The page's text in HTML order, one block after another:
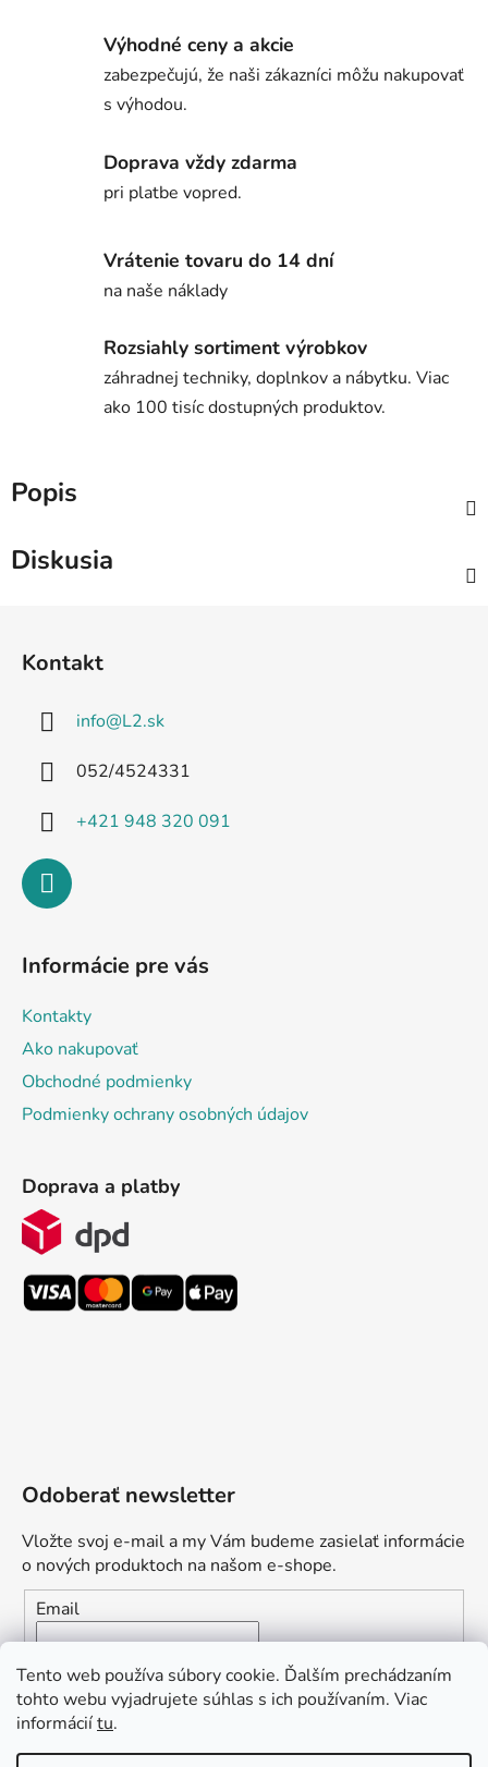
Tento web používa súbory cookie. Ďalším prechádzaním
tohto webu vyjadrujete súhlas s ich používaním. Viac
informáciítu.
Výhodné ceny a akcie
zabezpečujú, že naši zákazníci môžu nakupovať
s výhodou.
Doprava vždy zdarma
pri platbe vopred.
Vrátenie tovaru do 14 dní
na naše náklady
Rozsiahly sortiment výrobkov
záhradnej techniky, doplnkov a nábytku. Viac
ako 100 tisíc dostupných produktov.
Popis
Diskusia
Kontakt
info@L2.sk
052/4524331
+421 948 320 091
Informácie pre vás
Kontakty
Ako nakupovať
Obchodné podmienky
Podmienky ochrany osobných údajov
Doprava a platby
Odoberať newsletter
Vložte svoj e-mail a my Vám budeme zasielať informácie
o nových produktoch na našom e-shope.
Email
Vložením e-mailu súhlasíte s
podmienkami ochrany
osobných údajov